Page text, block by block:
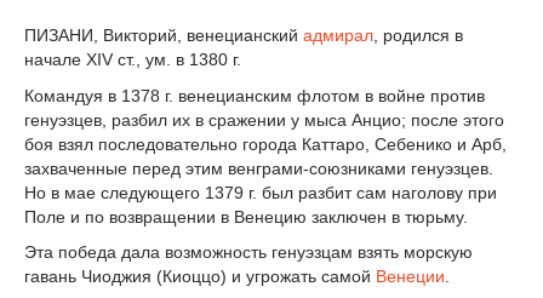
ПИЗАНИ, Викторий, венецианский адмирал , родился в
начале XIV ст., ум. в 1380 г.
Командуя в 1378 г. венецианским флотом в войне против
генуэзцев, разбил их в сражении у мыса Анцио; после этого
боя взял последовательно города Каттаро, Себенико и Арб,
захваченные перед этим венграми-союзниками генуэзцев.
Но в мае следующего 1379 г. был разбит сам наголову при
Поле и по возвращении в Венецию заключен в тюрьму.
Эта победа дала возможность генуэзцам взять морскую
гавань Чиоджия (Киоццо) и угрожать самой Венеции.